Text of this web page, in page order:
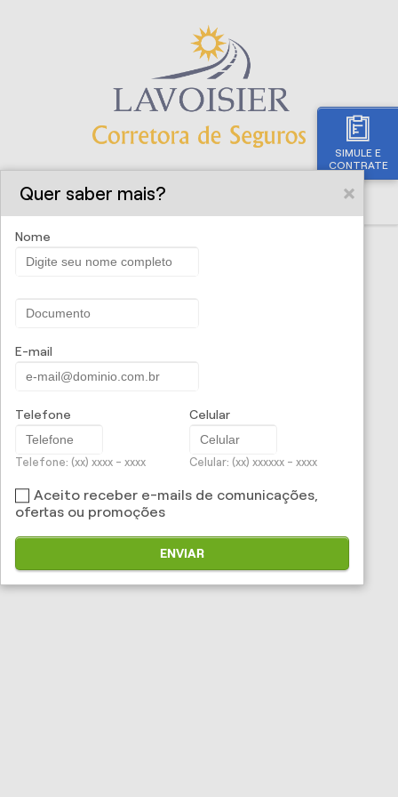
SIMULE E
CONTRATE
Quer saber mais?
Nome
E-mail
Telefone
Telefone: (xx) xxxx - xxxx
Celular
Celular: (xx) xxxxxx - xxxx
Aceito receber e-mails de comunicações,
ofertas ou promoções
ENVIAR